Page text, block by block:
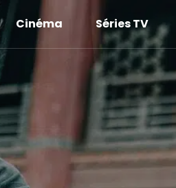
Cinéma Séries TV